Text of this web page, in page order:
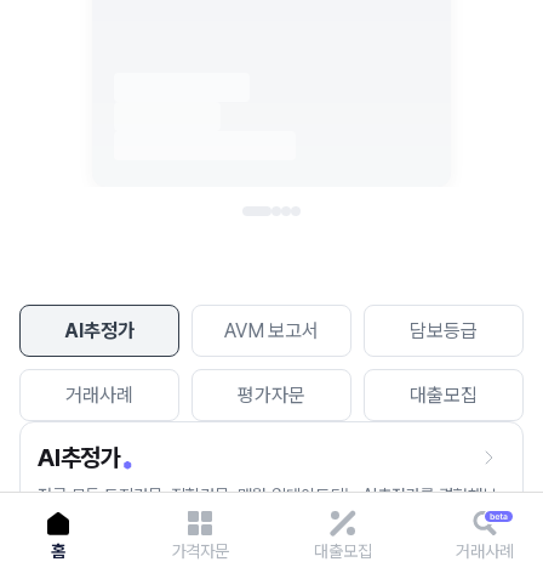
AI추정가 AVM 보고서 담보등급
거래사례 평가자문 대출모집
AI추정가
전국 모든 토지건물, 집합건물, 매월 업데이트되는 AI추정가를 경험해보
세요.
홈 가격자문 대출모집 거래사례